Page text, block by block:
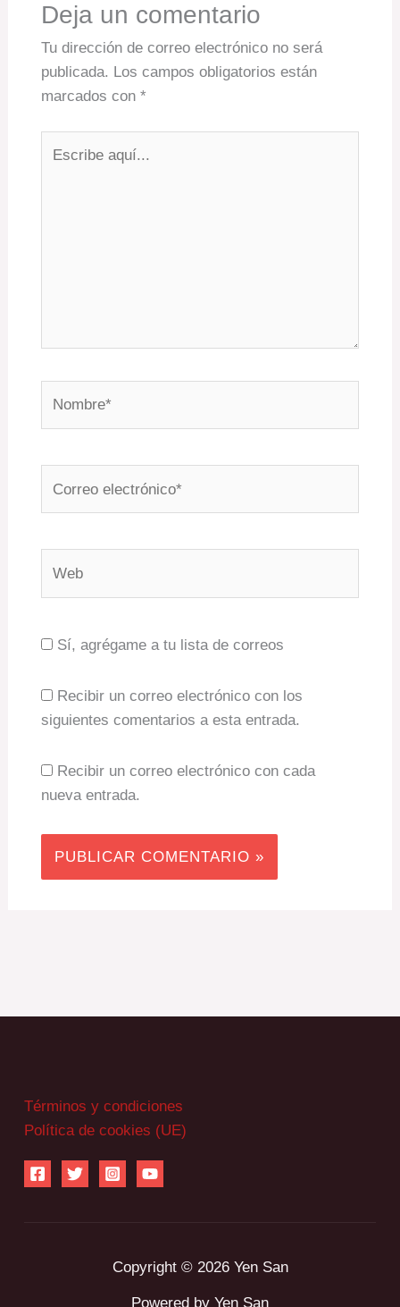
Deja un comentario
Tu dirección de correo electrónico no será
publicada. Los campos obligatorios están
marcados con *
electrónico*
Sí, agrégame a tu lista de correos
Recibir un correo electrónico con los
siguientes comentarios a esta entrada.
Recibir un correo electrónico con cada
nueva entrada.
Términos y condiciones
Política de cookies (UE)
Copyright © 2026 Yen San
Powered by Yen San